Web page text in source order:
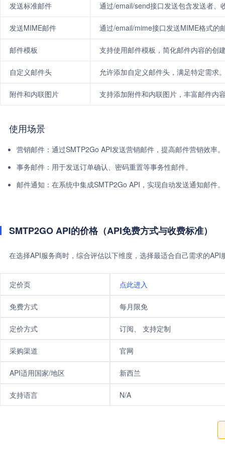
发送标准邮件 通过/email/send接口发送包含发送者、
发送MIME邮件 通过/email/mime接口发送MIME格式的
邮件模板 支持使用邮件模板，简化邮件内容的创
自定义邮件头 允许添加自定义邮件头，满足特定需求
附件和内联图片 支持添加附件和内联图片，丰富邮件内
使用场景
营销邮件：通过SMTP2Go API发送营销邮件，提高邮件营销效率。
事务邮件：用于发送订单确认、密码重置等事务性邮件。
邮件通知：在系统中集成SMTP2Go API，实现自动发送通知邮件。
SMTP2GO API的价格（API免费方式与收费标准）
在选择API服务商时，综合评估以下维度，选择最适合自己需求的
定价页 点此进入
免费方式 每月限免
定价方式 订阅、 支持定制
采购渠道 官网
API适用国家/地区 新西兰
支持语言 N/A